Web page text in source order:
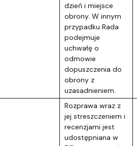
dzień i miejsce
obrony. W innym
przypadku Rada
podejmuje
uchwałę o
odmowie
dopuszczenia do
obrony z
uzasadnieniem.
Rozprawa wraz z
jej streszczeniem i
recenzjami jest
udostępniana w